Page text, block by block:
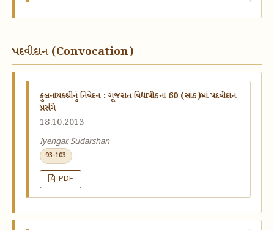
પદવીદાન (Convocation)
કુલનાયકશ્રીનું નિવેદન : ગૂજરાત વિદ્યાપીઠના 60 (સાઠ)માં પદવીદાન
પ્રસંગે
18.10.2013
Iyengar, Sudarshan
93-103
PDF